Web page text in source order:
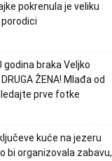
pokrenula je veliku
braka Veljko
ŽENA! Mlađa od
prve fotke
kuće na jezeru
bi organizovala zabavu,